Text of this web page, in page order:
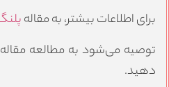
برای اطلاعات بیشتر، به مقاله
توصیه می‌شود به مطالعه مقاله
دهید.